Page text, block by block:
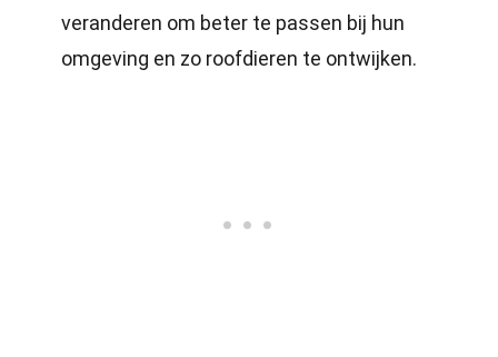
veranderen om beter te passen bij hun
omgeving en zo roofdieren te ontwijken.